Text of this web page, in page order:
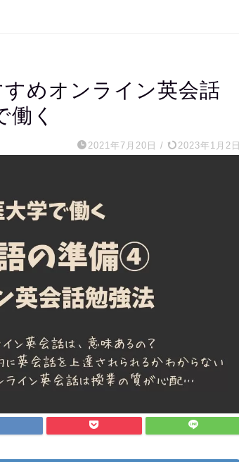
めオンライン英会話
く
2021年7月20日 / 2023年1月2日